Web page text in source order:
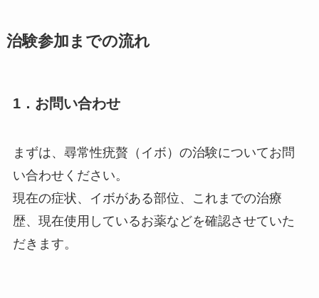
治験参加までの流れ
1．お問い合わせ
まずは、尋常性疣贅（イボ）の治験についてお問
い合わせください。
現在の症状、イボがある部位、これまでの治療
歴、現在使用しているお薬などを確認させていた
だきます。